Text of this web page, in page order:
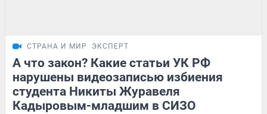
СТРАНА И МИР ЭКСПЕРТ
А что закон? Какие статьи УК РФ
нарушены видеозаписью избиения
студента Никиты Журавеля
Кадыровым-младшим в СИЗО